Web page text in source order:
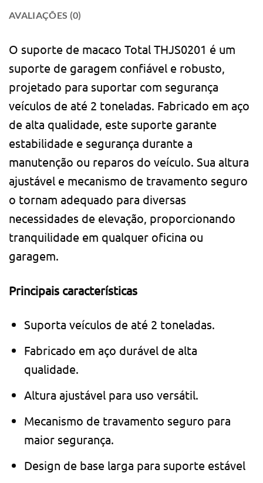
AVALIAÇÕES (0)
O suporte de macaco Total THJS0201 é um
suporte de garagem confiável e robusto,
projetado para suportar com segurança
veículos de até 2 toneladas. Fabricado em aço
de alta qualidade, este suporte garante
estabilidade e segurança durante a
manutenção ou reparos do veículo. Sua altura
ajustável e mecanismo de travamento seguro
o tornam adequado para diversas
necessidades de elevação, proporcionando
tranquilidade em qualquer oficina ou
garagem.
Principais características
Suporta veículos de até 2 toneladas.
Fabricado em aço durável de alta
qualidade.
Altura ajustável para uso versátil.
Mecanismo de travamento seguro para
maior segurança.
Design de base larga para suporte estável